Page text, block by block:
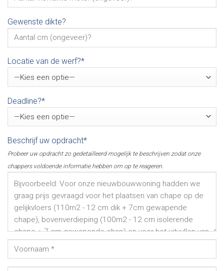
Gewenste dikte?
Locatie van de werf?*
Deadline?*
Beschrijf uw opdracht*
Probeer uw opdracht zo gedetailleerd mogelijk te beschrijven zodat onze
chappers voldoende informatie hebben om op te reageren.